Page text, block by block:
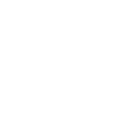
enegeryczne.